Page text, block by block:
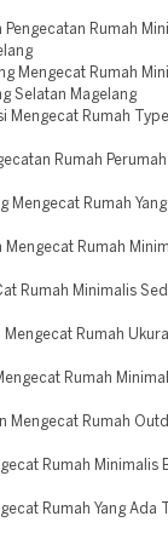
Rumah
Mengecat Rumah
Selatan Magelang
Mengecat Rumah
Rumah
Mengecat Rumah
Rumah
Rumah Minimalis
Rumah
Rumah
Mengecat Rumah
Rumah Minimalis
Rumah Yang Ada